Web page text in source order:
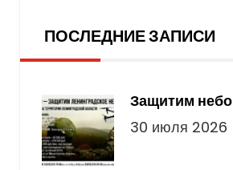
ПОСЛЕДНИЕ ЗАПИСИ
Защитим небо
30 июля 2026